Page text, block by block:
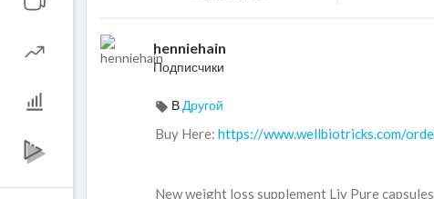
henniehain
Подписчики
В Другой
⁣Buy Here: https://www.wellbiotricks.com/
⁣New weight loss supplement Liv Pure